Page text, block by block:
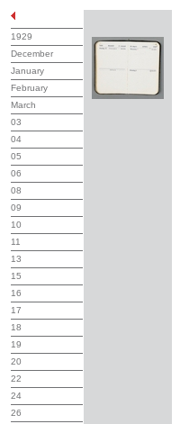
1929
December
January
February
March
03
04
05
06
08
09
10
11
13
15
16
17
18
19
20
22
24
26